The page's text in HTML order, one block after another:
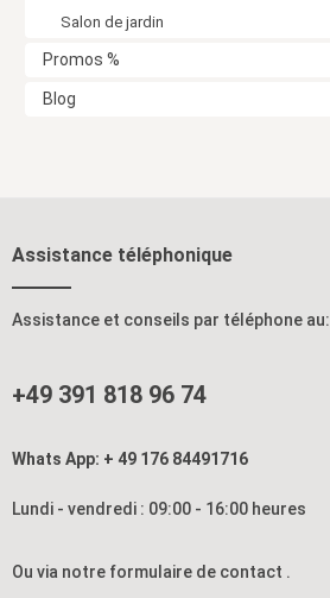
Salon de jardin
Promos %
Blog
Assistance téléphonique
Assistance et conseils par téléphone au:
+49 391 818 96 74
Whats App: + 49 176 84491716
Lundi - vendredi : 09:00 - 16:00 heures
Ou via notre formulaire de contact .